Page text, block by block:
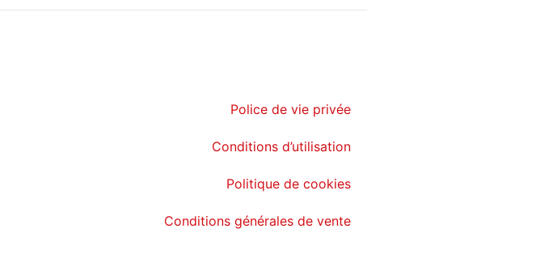
Police de vie privée
Conditions d’utilisation
Politique de cookies
Conditions générales de vente